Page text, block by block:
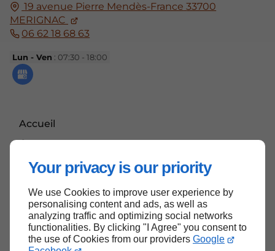
Your privacy is our priority
We use Cookies to improve user experience by
personalising content and ads, as well as
analyzing traffic and optimizing social networks
functionalities. By clicking "I Agree" you consent to
the use of Cookies from our providers Google
19 avenue Pierre Mendès-France 33700
MERIGNAC
06 62 18 68 63
Lun - Ven : 07:30 - 18:00
Accueil
Contactez-nous
Mentions légales
Haut de page